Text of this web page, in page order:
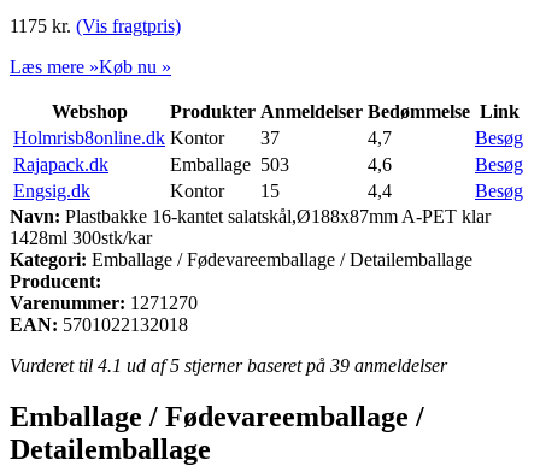
1175 kr. (Vis fragtpris)
Læs mere »Køb nu »
Webshop Produkter Anmeldelser Bedømmelse Link
Holmrisb8online.dk Kontor 37 4,7
Besøg
Rajapack.dk
Emballage 503 4,6
Besøg
Engsig.dk
Kontor 15 4,4
Besøg
Navn: Plastbakke 16-kantet salatskål,Ø188x87mm A-PET klar
1428ml 300stk/kar
Kategori: Emballage / Fødevareemballage / Detailemballage
Producent:
Varenummer: 1271270
EAN: 5701022132018
Vurderet til 4.1 ud af 5 stjerner baseret på 39 anmeldelser
Emballage / Fødevareemballage /
Detailemballage